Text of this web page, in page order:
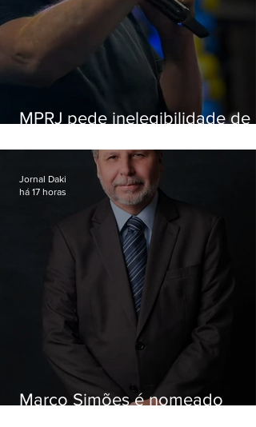
MPRJ pede inelegibilidade de
Marco Simões é nomeado
Jornal Daki
há 17 horas